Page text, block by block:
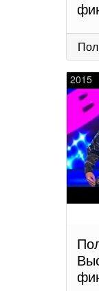
2015